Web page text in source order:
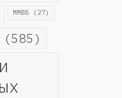
ММВБ (27)
(585)